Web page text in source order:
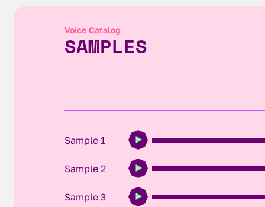
Voice Catalog
SAMPLES
Sample 1
Sample 2
Sample 3